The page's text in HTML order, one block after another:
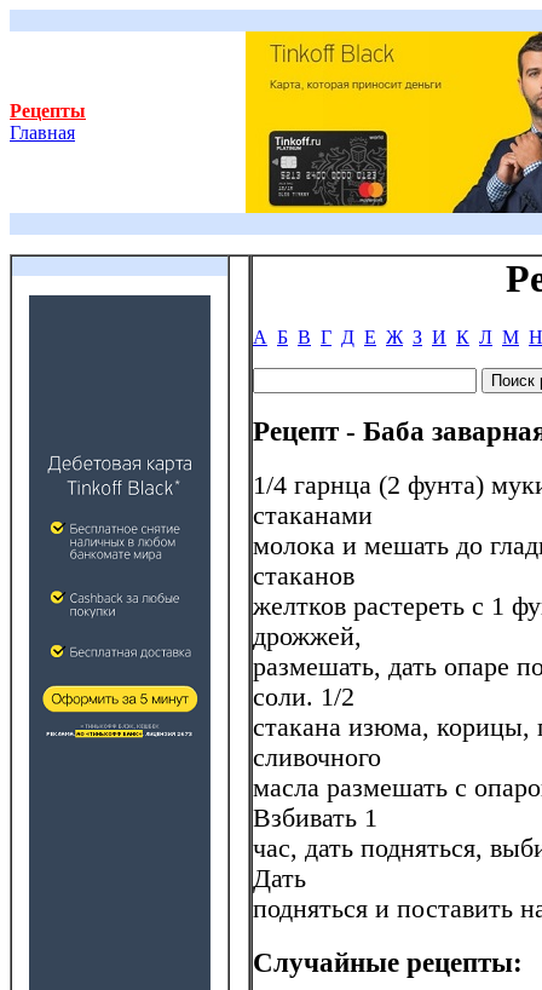
Рецепты
Главная
А Б В Г Д Е Ж З И К Л М Н
Рецепт - Баба
1/4 гарнца (2 фунта)
стаканами
молока и мешать до
стаканов
желтков растереть с 1
дрожжей,
размешать, дать опаре
соли. 1/2
стакана изюма, корицы,
сливочного
масла размешать с
Взбивать 1
час, дать подняться,
Дать
подняться и поставить
Случайные рецепты: